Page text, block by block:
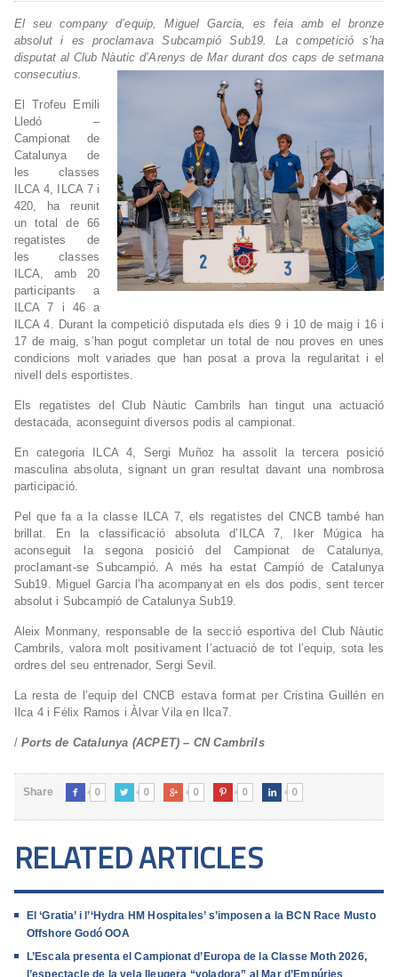
El seu company d’equip, Miguel Garcia, es feia amb el bronze
absolut i es proclamava Subcampió Sub19. La competició s’ha
disputat al Club Nàutic d’Arenys de Mar durant dos caps de setmana
consecutius.
El Trofeu Emili
Lledó –
Campionat de
Catalunya de
les classes
ILCA 4, ILCA 7 i
420, ha reunit
un total de 66
regatistes de
les classes
ILCA, amb 20
participants a
ILCA 7 i 46 a
ILCA 4. Durant la competició disputada els dies 9 i 10 de maig i 16 i
17 de maig, s’han pogut completar un total de nou proves en unes
condicions molt variades que han posat a prova la regularitat i el
nivell dels esportistes.
Els regatistes del Club Nàutic Cambrils han tingut una actuació
destacada, aconseguint diversos podis al campionat.
En categoria ILCA 4, Sergi Muñoz ha assolit la tercera posició
masculina absoluta, signant un gran resultat davant una nombrosa
participació.
Pel que fa a la classe ILCA 7, els regatistes del CNCB també han
brillat. En la classificació absoluta d’ILCA 7, Iker Múgica ha
aconseguit la segona posició del Campionat de Catalunya,
proclamant-se Subcampió. A més ha estat Campió de Catalunya
Sub19. Miguel Garcia l’ha acompanyat en els dos podis, sent tercer
absolut i Subcampió de Catalunya Sub19.
Aleix Monmany, responsable de la secció esportiva del Club Nàutic
Cambrils, valora molt positivament l’actuació de tot l’equip, sota les
ordres del seu entrenador, Sergi Sevil.
La resta de l’equip del CNCB estava format per Cristina Guillén en
Ilca 4 i Félix Ramos i Àlvar Vila en Ilca7.
/Ports de Catalunya (ACPET) – CN Cambrils
Share  0  0  0  0  0
RELATED ARTICLES
El ‘Gratia’ i l’‘Hydra HM Hospitales’ s’imposen a la BCN Race Musto
Offshore Godó OOA
L’Escala presenta el Campionat d’Europa de la Classe Moth 2026,
l’espectacle de la vela lleugera “voladora” al Mar d’Empúries